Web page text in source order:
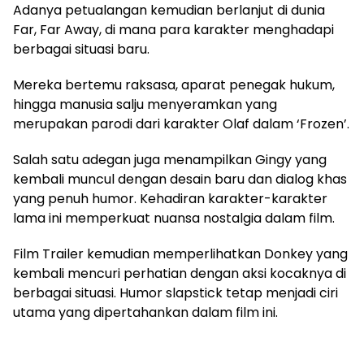
Adanya petualangan kemudian berlanjut di dunia
Far, Far Away, di mana para karakter menghadapi
berbagai situasi baru.
Mereka bertemu raksasa, aparat penegak hukum,
hingga manusia salju menyeramkan yang
merupakan parodi dari karakter Olaf dalam ‘Frozen’.
Salah satu adegan juga menampilkan Gingy yang
kembali muncul dengan desain baru dan dialog khas
yang penuh humor. Kehadiran karakter-karakter
lama ini memperkuat nuansa nostalgia dalam film.
Film Trailer kemudian memperlihatkan Donkey yang
kembali mencuri perhatian dengan aksi kocaknya di
berbagai situasi. Humor slapstick tetap menjadi ciri
utama yang dipertahankan dalam film ini.